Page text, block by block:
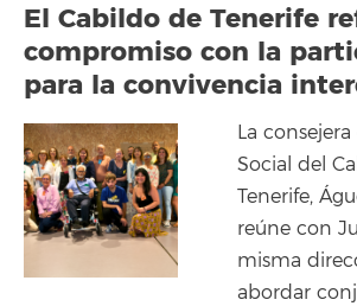
El Cabildo de Tenerife
compromiso con la
para la convivencia
La
Social del
Tenerife,
reúne con
misma
abordar